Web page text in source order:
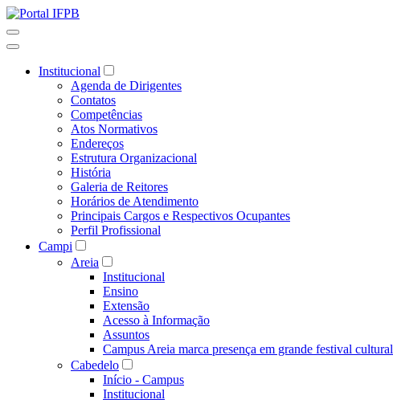
Institucional
Agenda de Dirigentes
Contatos
Competências
Atos Normativos
Endereços
Estrutura Organizacional
História
Galeria de Reitores
Horários de Atendimento
Principais Cargos e Respectivos Ocupantes
Perfil Profissional
Campi
Areia
Institucional
Ensino
Extensão
Acesso à Informação
Assuntos
Campus Areia marca presença em grande festival cultural
Cabedelo
Início - Campus
Institucional